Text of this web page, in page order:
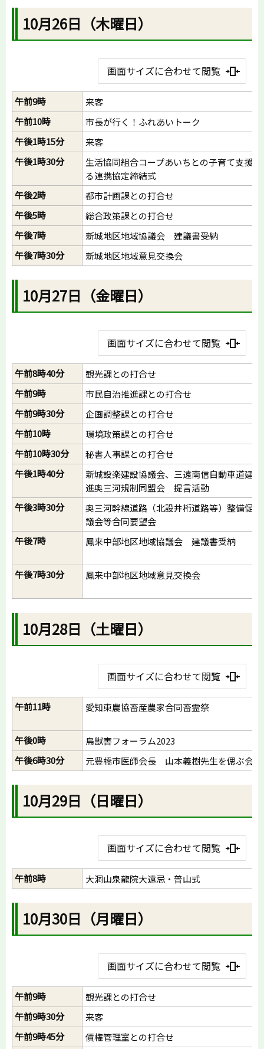
10月26日（木曜日）
画面サイズに合わせて閲覧
午前9時
来客
午前10時
市長が行く！ふれあいトーク
午後1時15分
来客
午後1時30分
生活協同組合コープあいちとの子育て支援に
る連携協定締結式
午後2時
都市計画課との打合せ
午後5時
総合政策課との打合せ
午後7時
新城地区地域協議会 建議書受納
午後7時30分
新城地区地域意見交換会
10月27日（金曜日）
画面サイズに合わせて閲覧
午前8時40分
観光課との打合せ
午前9時
市民自治推進課との打合せ
午前9時30分
企画調整課との打合せ
午前10時
環境政策課との打合せ
午前10時30分
秘書人事課との打合せ
午後1時40分
新城設楽建設協議会、三遠南信自動車道建
進奥三河規制同盟会 提言活動
午後3時30分
奥三河幹線道路（北設井桁道路等）整備促
議会等合同要望会
午後7時
鳳来中部地区地域協議会 建議書受納
午後7時30分 鳳来中部地区地域意見交換会
10月28日（土曜日）
画面サイズに合わせて閲覧
午前11時 愛知東農協畜産農家合同畜霊祭
午後0時
鳥獣害フォーラム2023
午後6時30分
元豊橋市医師会長 山本義樹先生を偲ぶ会
10月29日（日曜日）
画面サイズに合わせて閲覧
午前8時 大洞山泉龍院大遠忌・普山式
10月30日（月曜日）
画面サイズに合わせて閲覧
午前9時
観光課との打合せ
午前9時30分
来客
午前9時45分
債権管理室との打合せ